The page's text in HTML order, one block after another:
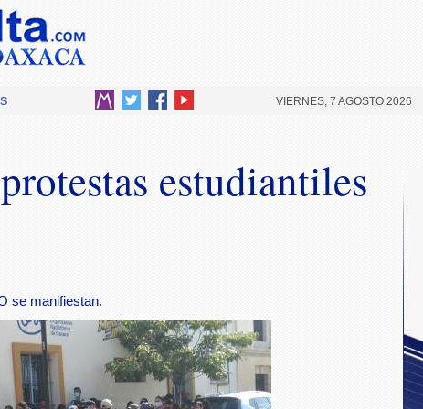
VIERNES, 7 AGOSTO 2026
estudiantiles
se manifiestan.